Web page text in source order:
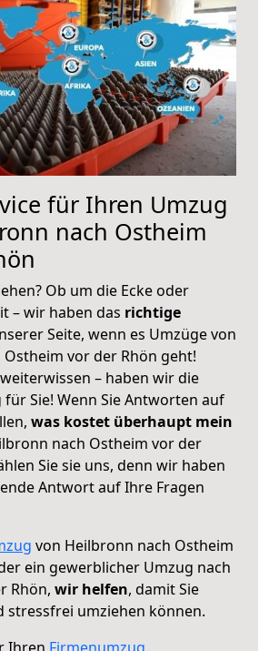
für Ihren Umzug
nach Ostheim
Ob um die Ecke oder
– wir haben das richtige
Seite, wenn es Umzüge von
vor der Rhön geht!
– haben wir die
Sie! Wenn Sie Antworten auf
was kostet überhaupt mein
nach Ostheim vor der
Sie sie uns, denn wir haben
Antwort auf Ihre Fragen
von Heilbronn nach Ostheim
ein gewerblicher Umzug nach
Rhön, wir helfen, damit Sie
stressfrei umziehen können.